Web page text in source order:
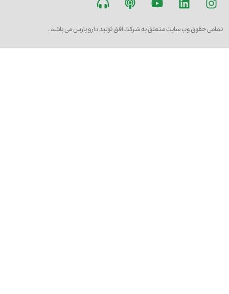
تمامی حقوق وب سایت متعلق به شرکت افق تولید دارو پارس می باشد .